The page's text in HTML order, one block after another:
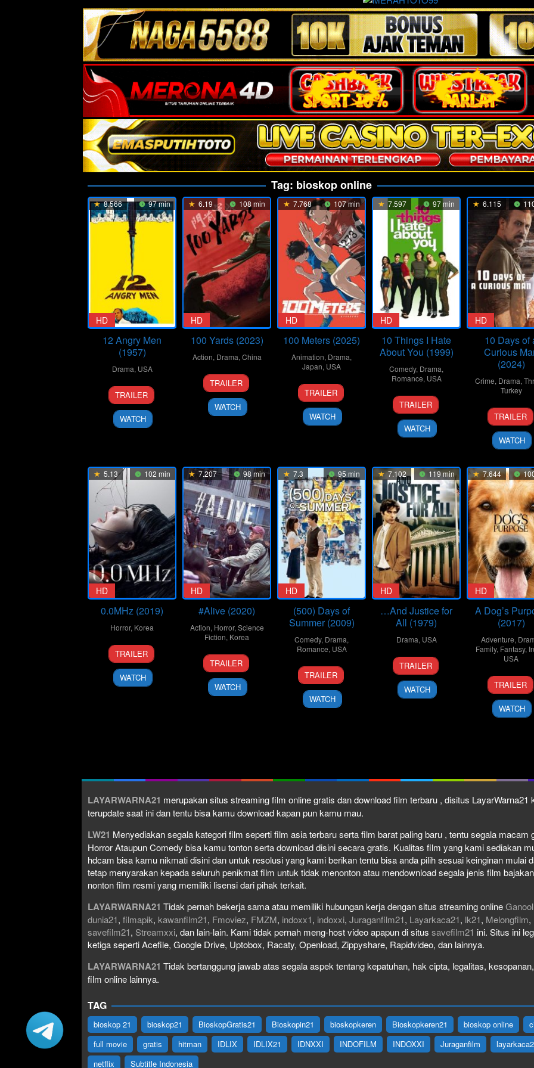
Tag: bioskop online
8.566 97 min
HD
12 Angry Men
(1957)
Drama, USA
10
Apr
1957
Don
Kranze
TRAILER
WATCH
6.19 108 min
HD
100 Yards (2023)
Action, Drama, China
20
Sep
2024
Xu
Junfeng
TRAILER
WATCH
7.768 107 min
HD
100 Meters (2025)
Animation, Drama,
Japan, USA
19
Sep
2025
Kenji
Iwaisawa
TRAILER
WATCH
7.597 97 min
HD
10 Things I Hate
About You (1999)
Comedy, Drama,
Romance, USA
30
Mar
1999
Gil
Junger
TRAILER
WATCH
6.115
HD
10 Days of
Curious
(2024)
Crime, Drama,
Turkey
6
Nov
2024
Uluç
TRAILER
WATCH
5.13 102 min
HD
0.0MHz (2019)
Horror, Korea
29
May
2019
Yoo
Sun-
dong
TRAILER
WATCH
7.207 98 min
HD
#Alive (2020)
Action, Horror, Science
Fiction, Korea
24
Jun
2020
Cho
Il
TRAILER
WATCH
7.3 95 min
HD
(500) Days of
Summer (2009)
Comedy, Drama,
Romance, USA
17
Jul
2009
Marc
Webb
TRAILER
WATCH
7.102 119 min
HD
…And Justice for
All (1979)
Drama, USA
19
Oct
1979
Norman
Jewison
TRAILER
WATCH
7.644
HD
A Dog’s
(2017)
Adventure,
Family, Fantasy,
USA
19
Jan
2017
TRAILER
WATCH
LAYARWARNA21 merupakan situs streaming film online gratis dan download film terbaru , disitus
terupdate saat ini dan tentu bisa kamu download kapan pun kamu mau.
LW21 Menyediakan segala kategori film seperti film asia terbaru serta film barat paling baru , tentu segala
Horror Ataupun Comedy bisa kamu tonton serta download disini secara gratis. Kualitas film yang kami sediakan
hdcam bisa kamu nikmati disini dan untuk resolusi yang kami berikan tentu bisa anda pilih sesuai keinginan mulai
tetap menyarakan kepada seluruh penikmat film untuk tidak menonton atau mendownload segala jenis film
nonton film resmi yang memiliki lisensi dari pihak terkait.
LAYARWARNA21 Tidak pernah bekerja sama atau memiliki hubungan kerja dengan situs streaming onlineGanool
dunia21, filmapik, kawanfilm21, Fmoviez, FMZM, indoxx1, indoxxi, Juraganfilm21, Layarkaca21, lk21, Melongfilm,
savefilm21, Streamxxi, dan lain-lain. Kami tidak pernah meng-host video apapun di situs savefilm21 ini. Situs ini
ketiga seperti Acefile, Google Drive, Uptobox, Racaty, Openload, Zippyshare, Rapidvideo, dan lainnya.
LAYARWARNA21 Tidak bertanggung jawab atas segala aspek tentang kepatuhan, hak cipta, legalitas,
film online lainnya.
TAG
bioskop 21 bioskop21 BioskopGratis21 Bioskopin21 bioskopkeren Bioskopkeren21 bioskop online
full movie
gratis hitman IDLIX IDLIX21 IDNXXI INDOFILM INDOXXI Juraganfilm
netflix
Subtitle Indonesia